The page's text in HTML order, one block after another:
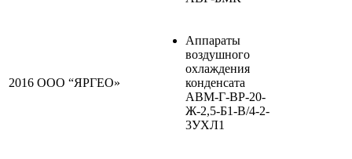
2016 ООО “ЯРГЕО»
Аппараты
воздушного
охлаждения
конденсата
АВМ-Г-ВР-20-
Ж-2,5-Б1-В/4-2-
3УХЛ1